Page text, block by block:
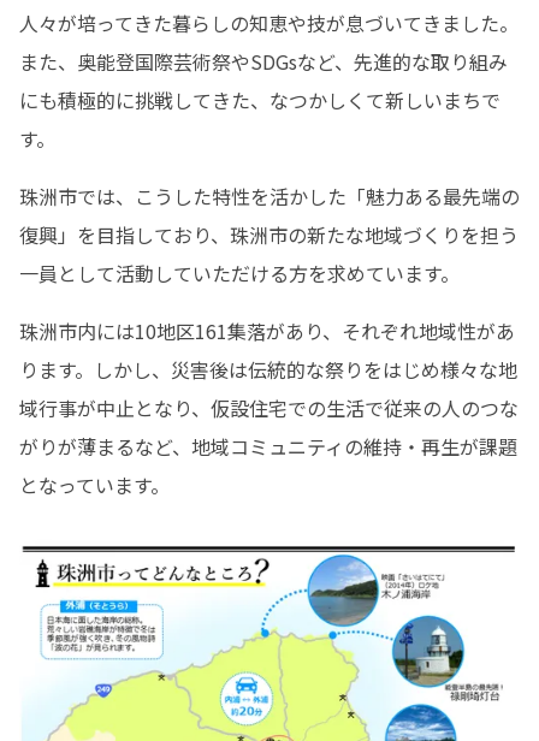
人々が培ってきた暮らしの知恵や技が息づいてきました。
また、奥能登国際芸術祭やSDGsなど、先進的な取り組み
にも積極的に挑戦してきた、なつかしくて新しいまちで
す。
珠洲市では、こうした特性を活かした「魅力ある最先端の
復興」を目指しており、珠洲市の新たな地域づくりを担う
一員として活動していただける方を求めています。
珠洲市内には10地区161集落があり、それぞれ地域性があ
ります。しかし、災害後は伝統的な祭りをはじめ様々な地
域行事が中止となり、仮設住宅での生活で従来の人のつな
がりが薄まるなど、地域コミュニティの維持・再生が課題
となっています。